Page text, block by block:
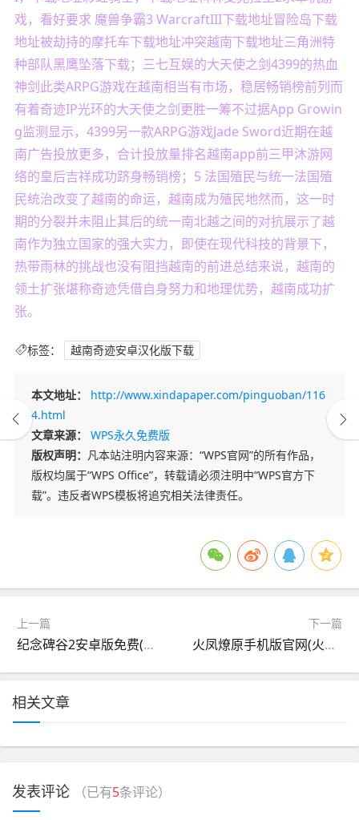
戏，看好要求 魔兽争霸3 WarcraftIII下载地址冒险岛下载
地址被劫持的摩托车下载地址冲突越南下载地址三角洲特
种部队黑鹰坠落下载；三七互娱的大天使之剑4399的热血
神剑此类ARPG游戏在越南相当有市场，稳居畅销榜前列而
有着奇迹IP光环的大天使之剑更胜一筹不过据App Growin
g监测显示，4399另一款ARPG游戏Jade Sword近期在越
南广告投放更多，合计投放量排名越南app前三甲沐游网
络的皇后吉祥成功跻身畅销榜；5 法国殖民与统一法国殖
民统治改变了越南的命运，越南成为殖民地然而，这一时
期的分裂并未阻止其后的统一南北越之间的对抗展示了越
南作为独立国家的强大实力，即使在现代科技的背景下，
热带雨林的挑战也没有阻挡越南的前进总结来说，越南的
领土扩张堪称奇迹凭借自身努力和地理优势，越南成功扩
张。
标签： 越南奇迹安卓汉化版下载
本文地址：
http://www.xindapaper.com/pinguoban/116
4.html
文章来源：
WPS永久免费版
版权声明： 凡本站注明内容来源：“WPS官网”的所有作品，
版权均属于“WPS Office”，转载请必须注明中“WPS官方下
载”。违反者WPS模板将追究相关法律责任。
上一篇
纪念碑谷2安卓版免费(纪念碑谷2无需付费版下载)
下一篇
火凤燎原手机版官网(火凤燎原简体中文版本)
相关文章
发表评论 （已有5条评论）